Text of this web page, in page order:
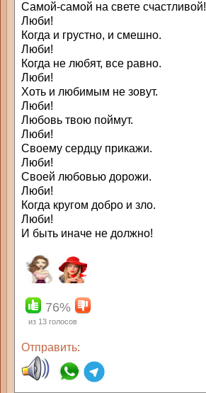
Самой-самой на свете счастливой!
Люби!
Когда и грустно, и смешно.
Люби!
Когда не любят, все равно.
Люби!
Хоть и любимым не зовут.
Люби!
Любовь твою поймут.
Люби!
Своему сердцу прикажи.
Люби!
Своей любовью дорожи.
Люби!
Когда кругом добро и зло.
Люби!
И быть иначе не должно!
76%
из 13 голосов
Отправить: